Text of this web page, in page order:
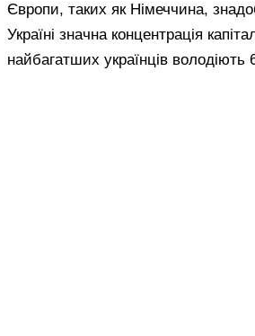
Європи, таких як Німеччина,
Україні значна концентрація
найбагатших українців володіють